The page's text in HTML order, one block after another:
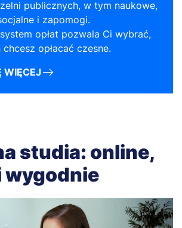
publicznych, w tym naukowe,
i zapomogi.
opłat pozwala Ci wybrać,
opłacać czesne.
WIĘCEJ
studia: online,
wygodnie